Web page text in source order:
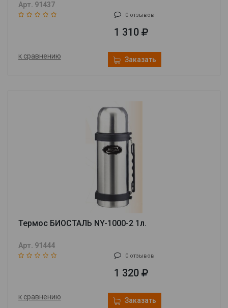
Арт. 91437
0 отзывов
1 310
к сравнению Заказать
Термос БИОСТАЛЬ NY-1000-2 1л.
Арт. 91444
0 отзывов
1 320
к сравнению Заказать